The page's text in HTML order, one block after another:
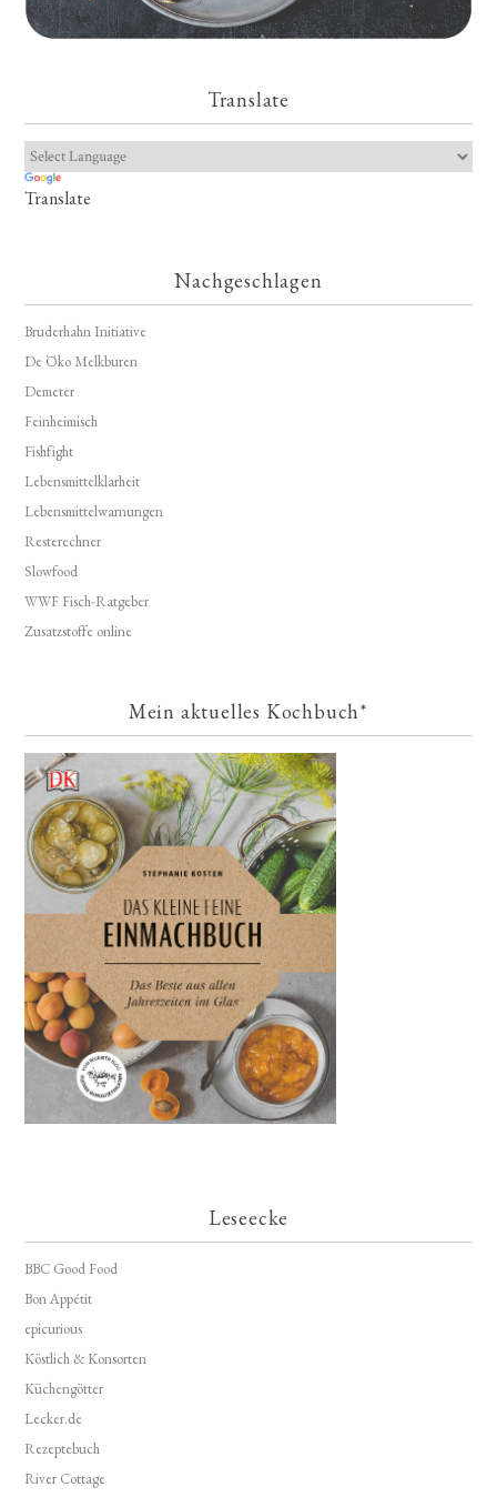
Translate
Translate
Nachgeschlagen
Bruderhahn Initiative
De Öko Melkburen
Demeter
Feinheimisch
Fishfight
Lebensmittelklarheit
Lebensmittelwarnungen
Resterechner
Slowfood
WWF Fisch-Ratgeber
Zusatzstoffe online
Mein aktuelles Kochbuch*
Leseecke
BBC Good Food
Bon Appétit
epicurious
Köstlich & Konsorten
Küchengötter
Lecker.de
Rezeptebuch
River Cottage